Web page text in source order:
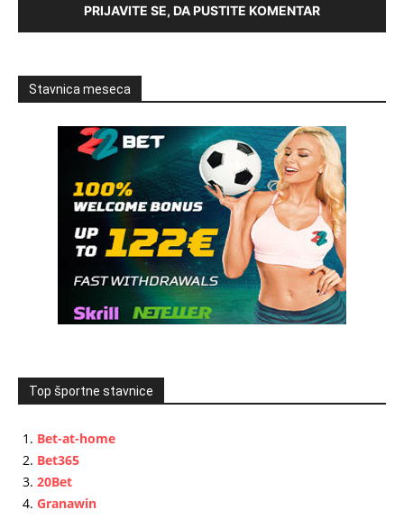
PRIJAVITE SE, DA PUSTITE KOMENTAR
Stavnica meseca
Top športne stavnice
Bet-at-home
Bet365
20Bet
Granawin